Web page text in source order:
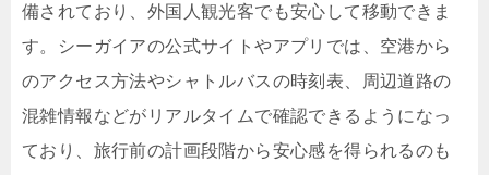
備されており、外国人観光客でも安心して移動できま
す。シーガイアの公式サイトやアプリでは、空港から
のアクセス方法やシャトルバスの時刻表、周辺道路の
混雑情報などがリアルタイムで確認できるようになっ
ており、旅行前の計画段階から安心感を得られるのも